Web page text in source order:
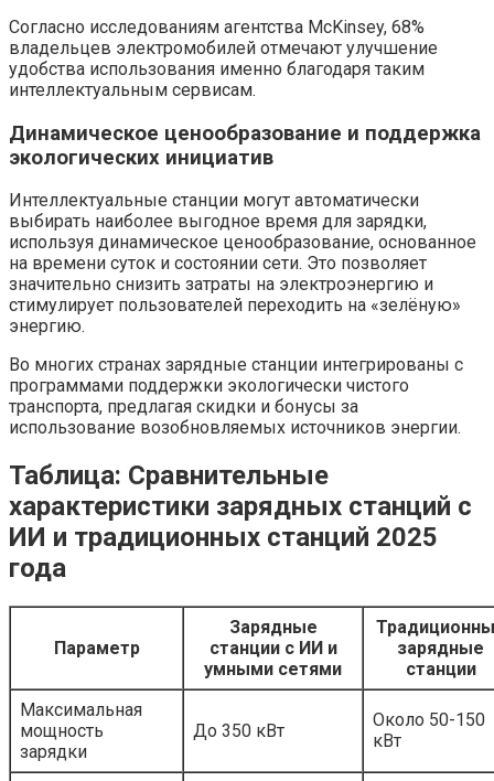
Согласно исследованиям агентства McKinsey, 68%
владельцев электромобилей отмечают улучшение
удобства использования именно благодаря таким
интеллектуальным сервисам.
Динамическое ценообразование и поддержка
экологических инициатив
Интеллектуальные станции могут автоматически
выбирать наиболее выгодное время для зарядки,
используя динамическое ценообразование, основанное
на времени суток и состоянии сети. Это позволяет
значительно снизить затраты на электроэнергию и
стимулирует пользователей переходить на «зелёную»
энергию.
Во многих странах зарядные станции интегрированы с
программами поддержки экологически чистого
транспорта, предлагая скидки и бонусы за
использование возобновляемых источников энергии.
Таблица: Сравнительные
характеристики зарядных станций с
ИИ и традиционных станций 2025
года
Параметр
Зарядные
станции с ИИ и
умными сетями
зарядные
станции
Максимальная
мощность
зарядки
До 350 кВт
Около 50-150
кВт